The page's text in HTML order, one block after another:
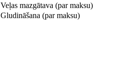
Veļas mazgātava (par maksu)
Gludināšana (par maksu)